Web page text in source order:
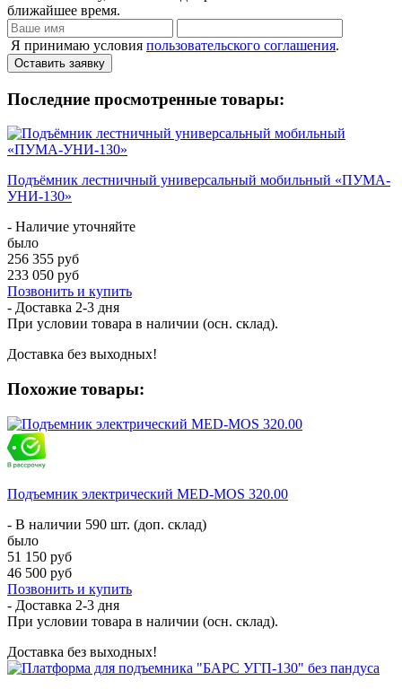
ближайшее время.
Я принимаю условия пользовательского соглашения.
Оставить заявку
Последние просмотренные товары:
Подъёмник лестничный универсальный мобильный «ПУМА-
УНИ-130»
- Наличие уточняйте
было
256 355 руб
233 050 руб
Позвонить и купить
- Доставка 2-3 дня
При условии товара в наличии (осн. склад).
Доставка без выходных!
Похожие товары:
Подъемник электрический MED-MOS 320.00
- В наличии 590 шт. (доп. склад)
было
51 150 руб
46 500 руб
Позвонить и купить
- Доставка 2-3 дня
При условии товара в наличии (осн. склад).
Доставка без выходных!